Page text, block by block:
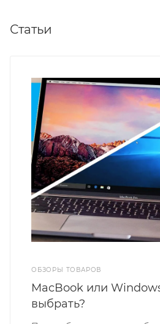
Статьи
ОБЗОРЫ ТОВАРОВ
MacBook или
выбрать?